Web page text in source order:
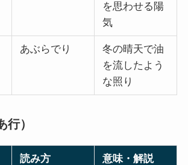
を思わせる陽
気
あぶらでり
冬の晴天で油
を流したよう
な照り
行）
読み方 意味・解説